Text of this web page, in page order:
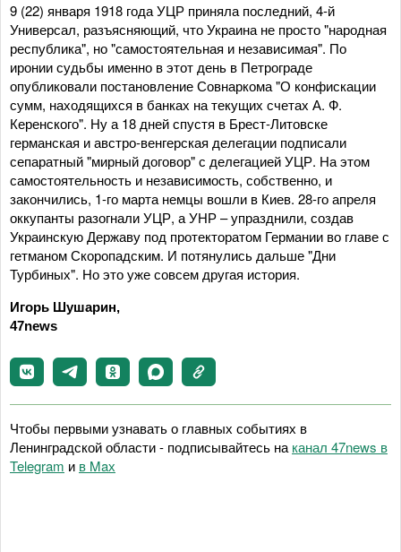
9 (22) января 1918 года УЦР приняла последний, 4-й
Универсал, разъясняющий, что Украина не просто "народная
республика", но "самостоятельная и независимая". По
иронии судьбы именно в этот день в Петрограде
опубликовали постановление Совнаркома "О конфискации
сумм, находящихся в банках на текущих счетах А. Ф.
Керенского". Ну а 18 дней спустя в Брест-Литовске
германская и австро-венгерская делегации подписали
сепаратный "мирный договор" с делегацией УЦР. На этом
самостоятельность и независимость, собственно, и
закончились, 1-го марта немцы вошли в Киев. 28-го апреля
оккупанты разогнали УЦР, а УНР – упразднили, создав
Украинскую Державу под протекторатом Германии во главе с
гетманом Скоропадским. И потянулись дальше "Дни
Турбиных". Но это уже совсем другая история.
Игорь Шушарин,
47news
Чтобы первыми узнавать о главных событиях в
Ленинградской области - подписывайтесь на канал 47news в
Telegram и в Maх